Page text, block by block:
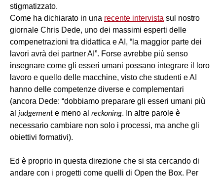
stigmatizzato.
Come ha dichiarato in una recente intervista sul nostro
giornale Chris Dede, uno dei massimi esperti delle
compenetrazioni tra didattica e AI, “la maggior parte dei
lavori avrà dei partner AI”. Forse avrebbe più senso
insegnare come gli esseri umani possano integrare il loro
lavoro e quello delle macchine, visto che studenti e AI
hanno delle competenze diverse e complementari
(ancora Dede: “dobbiamo preparare gli esseri umani più
al judgemente meno al reckoning. In altre parole è
necessario cambiare non solo i processi, ma anche gli
obiettivi formativi).
Ed è proprio in questa direzione che si sta cercando di
andare con i progetti come quelli di Open the Box. Per